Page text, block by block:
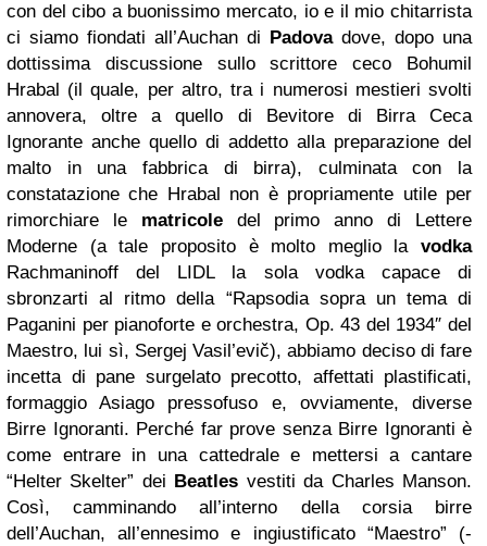
con del cibo a buonissimo mercato, io e il mio chitarrista
ci siamo fiondati all’Auchan di Padovadove, dopo una
dottissima discussione sullo scrittore ceco Bohumil
Hrabal (il quale, per altro, tra i numerosi mestieri svolti
annovera, oltre a quello di Bevitore di Birra Ceca
Ignorante anche quello di addetto alla preparazione del
malto in una fabbrica di birra), culminata con la
constatazione che Hrabal non è propriamente utile per
rimorchiare le matricoledel primo anno di Lettere
Moderne (a tale proposito è molto meglio la vodka
Rachmaninoff del LIDL la sola vodka capace di
sbronzarti al ritmo della “Rapsodia sopra un tema di
Paganini per pianoforte e orchestra, Op. 43 del 1934″ del
Maestro, lui sì, Sergej Vasil’evič), abbiamo deciso di fare
incetta di pane surgelato precotto, affettati plastificati,
formaggio Asiago pressofuso e, ovviamente, diverse
Birre Ignoranti. Perché far prove senza Birre Ignoranti è
come entrare in una cattedrale e mettersi a cantare
“Helter Skelter” dei Beatles vestiti da Charles Manson.
Così, camminando all’interno della corsia birre
dell’Auchan, all’ennesimo e ingiustificato “Maestro” (-